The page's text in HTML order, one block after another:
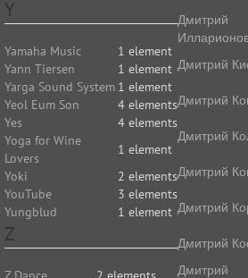
Y
Yamaha Music
1 element
Yann Tiersen
1 element
Yarga Sound System 1 element
Yeol Eum Son
4 elements
Yes
4 elements
Yoga for Wine
Lovers
1 element
Yoki
2 elements
YouTube
3 elements
Yungblud
1 element
Z
Дмитрий
Дмитрий
Дмитрий
Дмитрий
Дмитрий
Дмитрий
Дмитрий
Дмитрий